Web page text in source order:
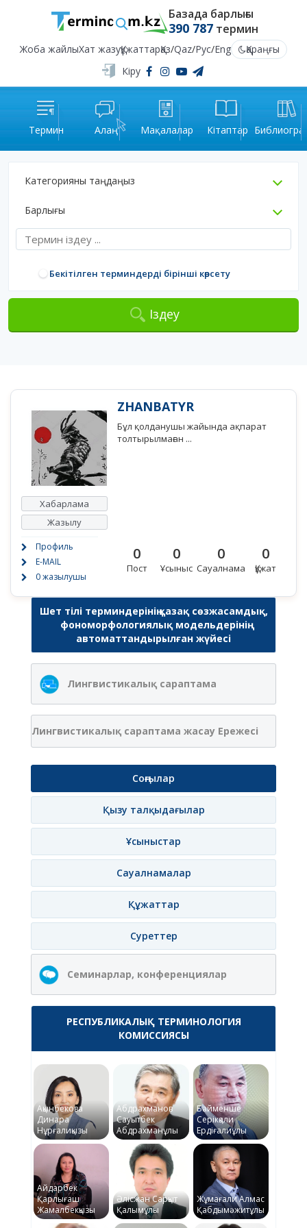
Базада барлығы
390 787термин
Жоба жайлыХат жазуҚұжаттарҚаз/Qaz/Рус/Eng
Қараңғы
Кіру
Термин Алаң Мақалалар Кітаптар
Категорияны таңдаңыз
Барлығы
Бекітілген терминдерді бірінші көрсету
Іздеу
Хабарлама
Жазылу
Профиль
E-MAIL
0 жазылушы
ZHANBATYR
Бұл қолданушы жайында ақпарат
толтырылмаған ...
0
Пост
0
Ұсыныс
0
Сауалнама
0
Құжат
Шет тілі терминдерінің қазақ сөзжасамдық,
фономорфологиялық модельдерінің
автоматтандырылған жүйесі
Лингвистикалық сараптама
Лингвистикалық сараптама жасау Ережесі
Соңғылар
Қызу талқыдағылар
Ұсыныстар
Сауалнамалар
Құжаттар
Суреттер
Семинарлар, конференциялар
РЕСПУБЛИКАЛЫҚ ТЕРМИНОЛОГИЯ
КОМИССИЯСЫ
Ақынбекова
Динара
Нұрғалиқызы
Абдрахманов
Сауытбек
Абдрахманұлы
Байменше
Серікқали
Ердіғалиұлы
Айдарбек
Қарлығаш
Жамалбекқызы
Әлісжан Сарқыт
Қалымұлы
Жұмағали Алмас
Қабдымәжитұлы